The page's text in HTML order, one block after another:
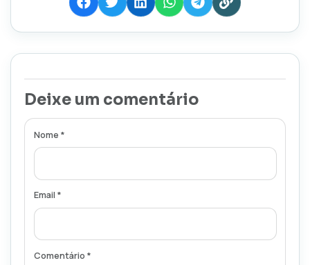
Deixe um comentário
Nome *
Email *
Comentário *